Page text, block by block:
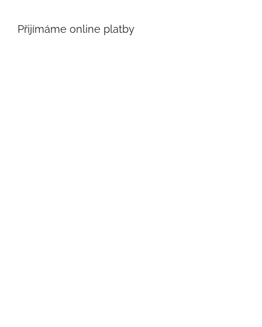
Přijímáme online platby